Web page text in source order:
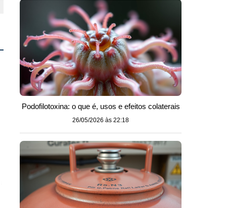
Podofilotoxina: o que é, usos e efeitos colaterais
26/05/2026 às 22:18